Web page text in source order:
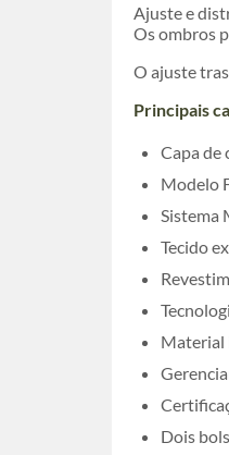
Ajuste e
Os ombros
O ajuste
Principais
Capa de
Modelo
Sistema
Tecido
Material
Dois